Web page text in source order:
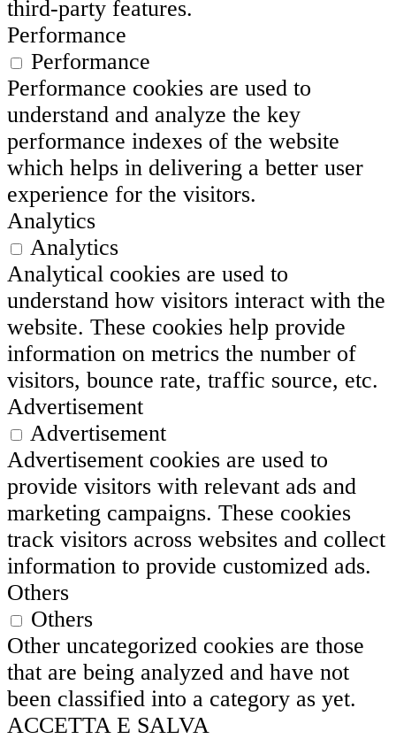
third-party features.
Performance
Performance
Performance cookies are used to
understand and analyze the key
performance indexes of the website
which helps in delivering a better user
experience for the visitors.
Analytics
Analytics
Analytical cookies are used to
understand how visitors interact with the
website. These cookies help provide
information on metrics the number of
visitors, bounce rate, traffic source, etc.
Advertisement
Advertisement
Advertisement cookies are used to
provide visitors with relevant ads and
marketing campaigns. These cookies
track visitors across websites and collect
information to provide customized ads.
Others
Others
Other uncategorized cookies are those
that are being analyzed and have not
been classified into a category as yet.
ACCETTA E SALVA